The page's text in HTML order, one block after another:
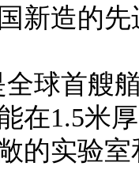
新造的
球首艘艏
在1.5米
的实验